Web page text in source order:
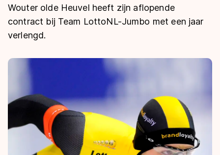
Langebaan
Shorttrack
Natuurijs
Uitslagen
Langebaan
Kunstschaatsen
Tijden & historie
Ranglijsten Langebaan
Historie & statistiek
De weg op
Inschrijven wedstrijden
Algemene Nederlandse Schaatstijd
Deze zomer de weg op
Waar kan ik schaatsen en skaten?
Schaatsfans
Alles voor jou als schaatsfan
Evenementen
Olympische Spelen
Wouter olde Heuvel heeft zijn aflopende
contract bij Team LottoNL-Jumbo met een jaar
verlengd.